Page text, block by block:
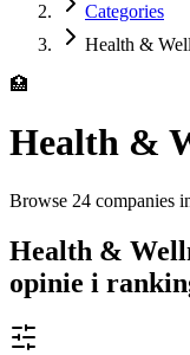
Categories
Health &
🏥
Health &
Browse 24 companies
Health &
opinie i